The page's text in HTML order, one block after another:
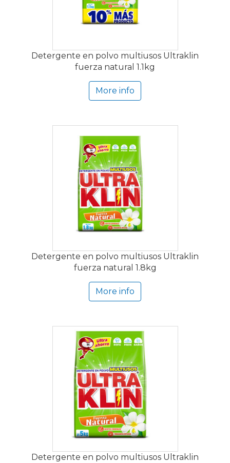
Detergente en polvo multiusos Ultraklin
fuerza natural 1.1kg
More info
Detergente en polvo multiusos Ultraklin
fuerza natural 1.8kg
More info
Detergente en polvo multiusos Ultraklin